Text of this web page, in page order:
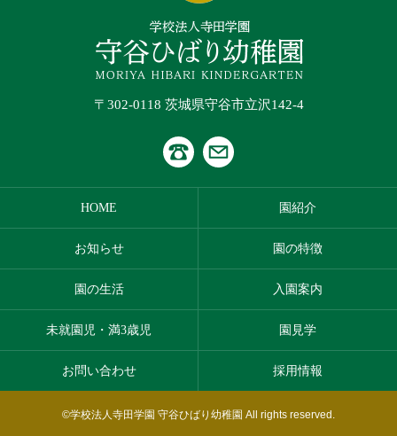
〒302-0118 茨城県守谷市立沢142-4
HOME 園紹介
お知らせ 園の特徴
園の生活 入園案内
未就園児・満3歳児 園見学
お問い合わせ 採用情報
©学校法人寺田学園 守谷ひばり幼稚園 All rights reserved.